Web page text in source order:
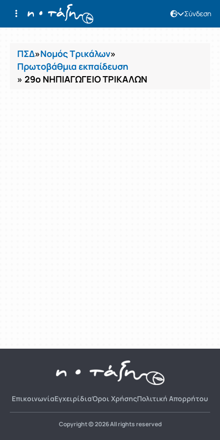
Σύνδεση
Μαθήματα
ΠΣΔ»Νομός Τρικάλων»
Πρωτοβάθμια εκπαίδευση
» 29ο ΝΗΠΙΑΓΩΓΕΙΟ ΤΡΙΚΑΛΩΝ
ΕπικοινωνίαΕγχειρίδιαΌροι ΧρήσηςΠολιτική Απορρήτου
Copyright © 2026 All rights reserved